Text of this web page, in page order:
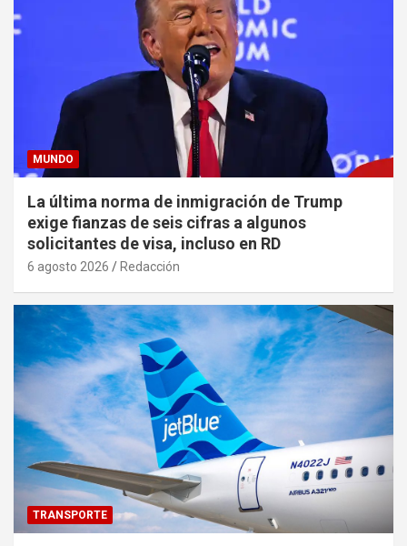
MUNDO
La última norma de inmigración de Trump
exige fianzas de seis cifras a algunos
solicitantes de visa, incluso en RD
6 agosto 2026 Redacción
TRANSPORTE